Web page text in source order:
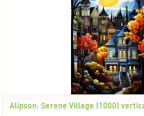
Alipson: Serene Village (1000)